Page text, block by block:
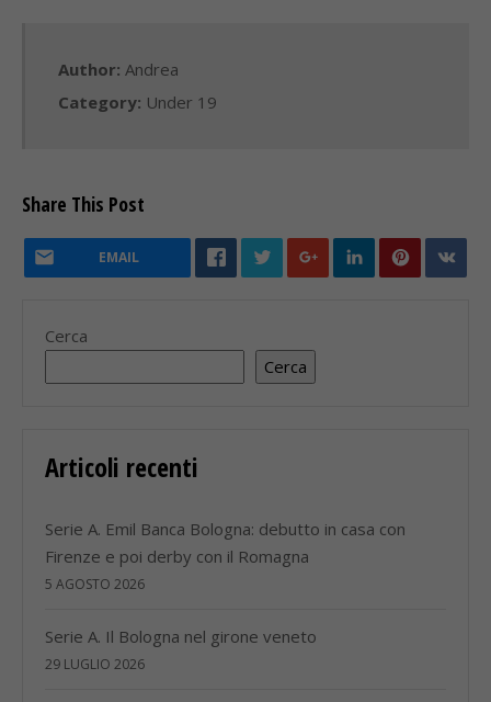
Author: Andrea
Category: Under 19
Share This Post
EMAIL
Cerca
Cerca
Articoli recenti
Serie A. Emil Banca Bologna: debutto in casa con
Firenze e poi derby con il Romagna
5 AGOSTO 2026
Serie A. Il Bologna nel girone veneto
29 LUGLIO 2026